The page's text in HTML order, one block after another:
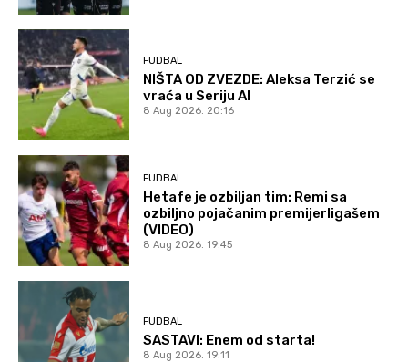
FUDBAL
NIŠTA OD ZVEZDE: Aleksa Terzić se
vraća u Seriju A!
8 Aug 2026. 20:16
FUDBAL
Hetafe je ozbiljan tim: Remi sa
ozbiljno pojačanim premijerligašem
(VIDEO)
8 Aug 2026. 19:45
FUDBAL
SASTAVI: Enem od starta!
8 Aug 2026. 19:11